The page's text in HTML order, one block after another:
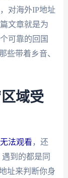
对海外IP地址
文章就是为
可靠的回国
些带着乡音、
域受
法观看 ，还
到的都是同
址来判断你身